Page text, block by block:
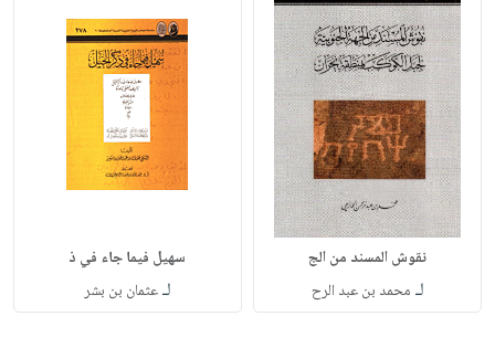
نقوش المسند من الج
لـ محمد بن عبد الرح
سهيل فيما جاء في ذ
لـعثمان بن بشر